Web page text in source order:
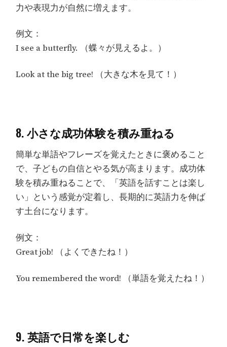
力や表現力が自然に増えます。
例文：
I see a butterfly. （蝶々が見えるよ。）
Look at the big tree! （大きな木を見て！）
8. 小さな成功体験を積み重ねる
簡単な単語やフレーズを覚えたときに褒めること
で、子どもの自信とやる気が高まります。成功体
験を積み重ねることで、「英語を話すことは楽し
い」という感覚が定着し、長期的に英語力を伸ば
す土台になります。
例文：
Great job! （よくできたね！）
You remembered the word! （単語を覚えたね！）
9. 英語で日常を楽しむ